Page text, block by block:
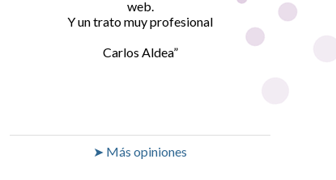
web.
Y un trato muy profesional
Carlos Aldea
➤ Más opiniones